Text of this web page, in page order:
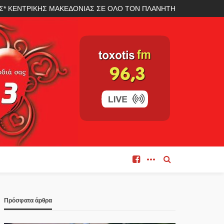
ΚΕΝΤΡΙΚΗΣ ΜΑΚΕΔΟΝΙΑΣ ΣΕ ΟΛΟ ΤΟΝ ΠΛΑΝΗΤΗ
Πρόσφατα άρθρα